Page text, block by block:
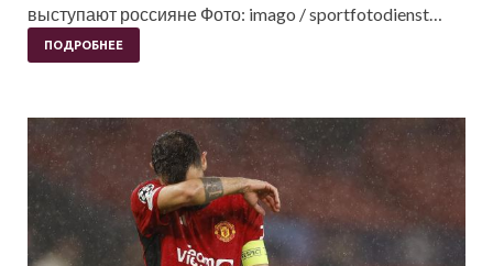
выступают россияне Фото: imago / sportfotodienst…
ПОДРОБНЕЕ